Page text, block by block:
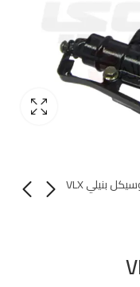
ماستر فرامل باكم خلفي موتوسيكل بنيلي VLX